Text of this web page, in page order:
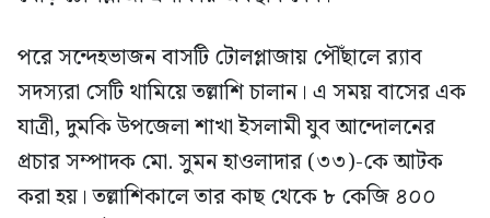
পরে সন্দেহভাজন বাসটি টোলপ্লাজায় পৌঁছালে র‍্যাব
সদস্যরা সেটি থামিয়ে তল্লাশি চালান। এ সময় বাসের এক
যাত্রী, দুমকি উপজেলা শাখা ইসলামী যুব আন্দোলনের
প্রচার সম্পাদক মো. সুমন হাওলাদার (৩৩)-কে আটক
করা হয়। তল্লাশিকালে তার কাছ থেকে ৮ কেজি ৪০০